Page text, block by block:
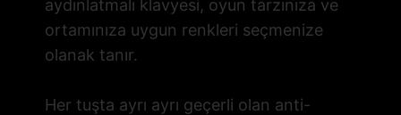
aydınlatmalı klavyesi, oyun tarzınıza ve
ortamınıza uygun renkleri seçmenize
olanak tanır.
Her tuşta ayrı ayrı geçerli olan anti-